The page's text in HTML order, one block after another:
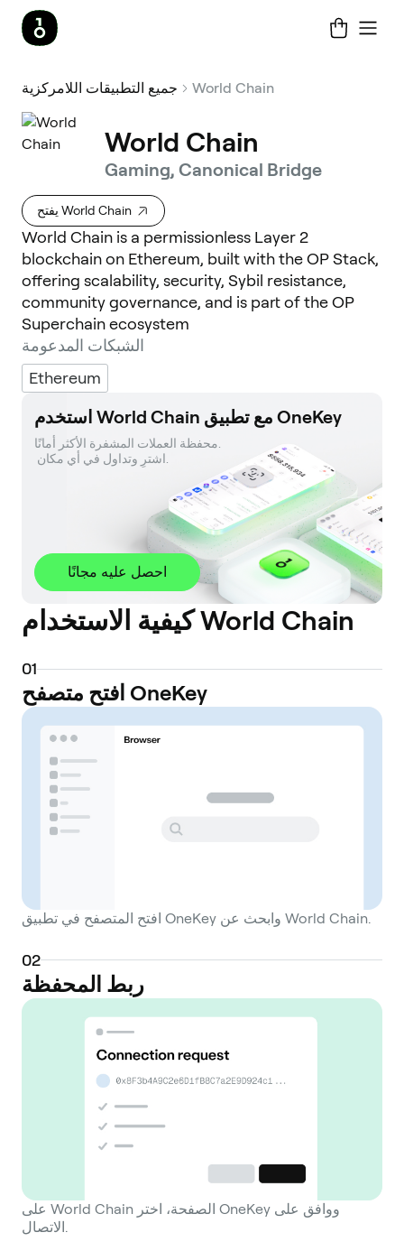
جميع التطبيقات اللامركزية World Chain
World Chain
Gaming, Canonical Bridge
يفتح World Chain
World Chain is a permissionless Layer 2
blockchain on Ethereum, built with the OP Stack,
offering scalability, security, Sybil resistance,
community governance, and is part of the OP
Superchain ecosystem
الشبكات المدعومة
Ethereum
استخدم World Chain مع تطبيق OneKey
محفظة العملات المشفرة الأكثر أمانًا.
احصل عليه مجانًا
كيفية الاستخدام World Chain
01
افتح متصفح OneKey
افتح المتصفح في تطبيق OneKey وابحث عن World Chain.
02
ربط المحفظة
على World Chain الصفحة، اختر OneKey ووافق على
الاتصال.